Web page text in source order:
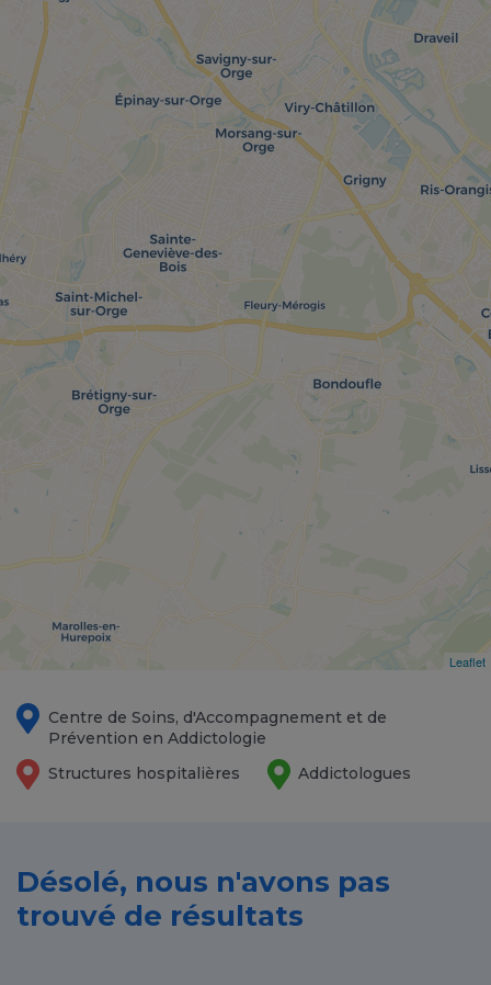
Leaflet
Centre de Soins, d'Accompagnement et de
Prévention en Addictologie
Structures hospitalières
Addictologues
Désolé, nous n'avons pas
trouvé de résultats